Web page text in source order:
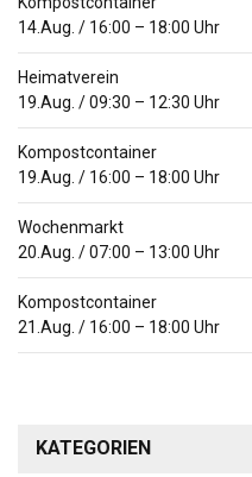
14.Aug. / 16:00 – 18:00 Uhr
Heimatverein
19.Aug. /09:30 – 12:30 Uhr
Kompostcontainer
19.Aug. / 16:00 – 18:00 Uhr
Wochenmarkt
20.Aug. /07:00 – 13:00 Uhr
Kompostcontainer
21.Aug. / 16:00 – 18:00 Uhr
KATEGORIEN